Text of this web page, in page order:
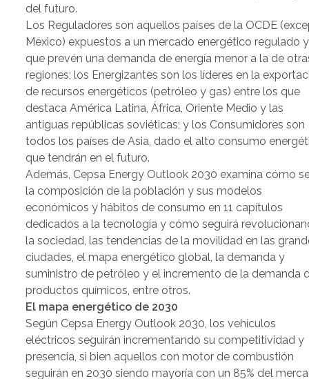
del futuro.
Los Reguladores son aquellos países de la OCDE
México) expuestos a un mercado energético regulado y
que prevén una demanda de energía menor a la de
regiones; los Energizantes son los líderes en la
de recursos energéticos (petróleo y gas) entre los que
destaca América Latina, África, Oriente Medio y las
antiguas repúblicas soviéticas; y los Consumidores son
todos los países de Asia, dado el alto consumo
que tendrán en el futuro.
Además, Cepsa Energy Outlook 2030 examina cómo
la composición de la población y sus modelos
económicos y hábitos de consumo en 11 capítulos
dedicados a la tecnología y cómo seguirá
la sociedad, las tendencias de la movilidad en las
ciudades, el mapa energético global, la demanda y
suministro de petróleo y el incremento de la demanda
productos químicos, entre otros.
El mapa energético de 2030
Según Cepsa Energy Outlook 2030, los vehículos
eléctricos seguirán incrementando su competitividad y
presencia, si bien aquellos con motor de combustión
seguirán en 2030 siendo mayoría con un 85% del